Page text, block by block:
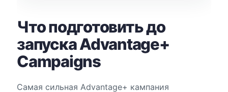
Что подготовить до
запуска Advantage+
Campaigns
Самая сильная Advantage+ кампания